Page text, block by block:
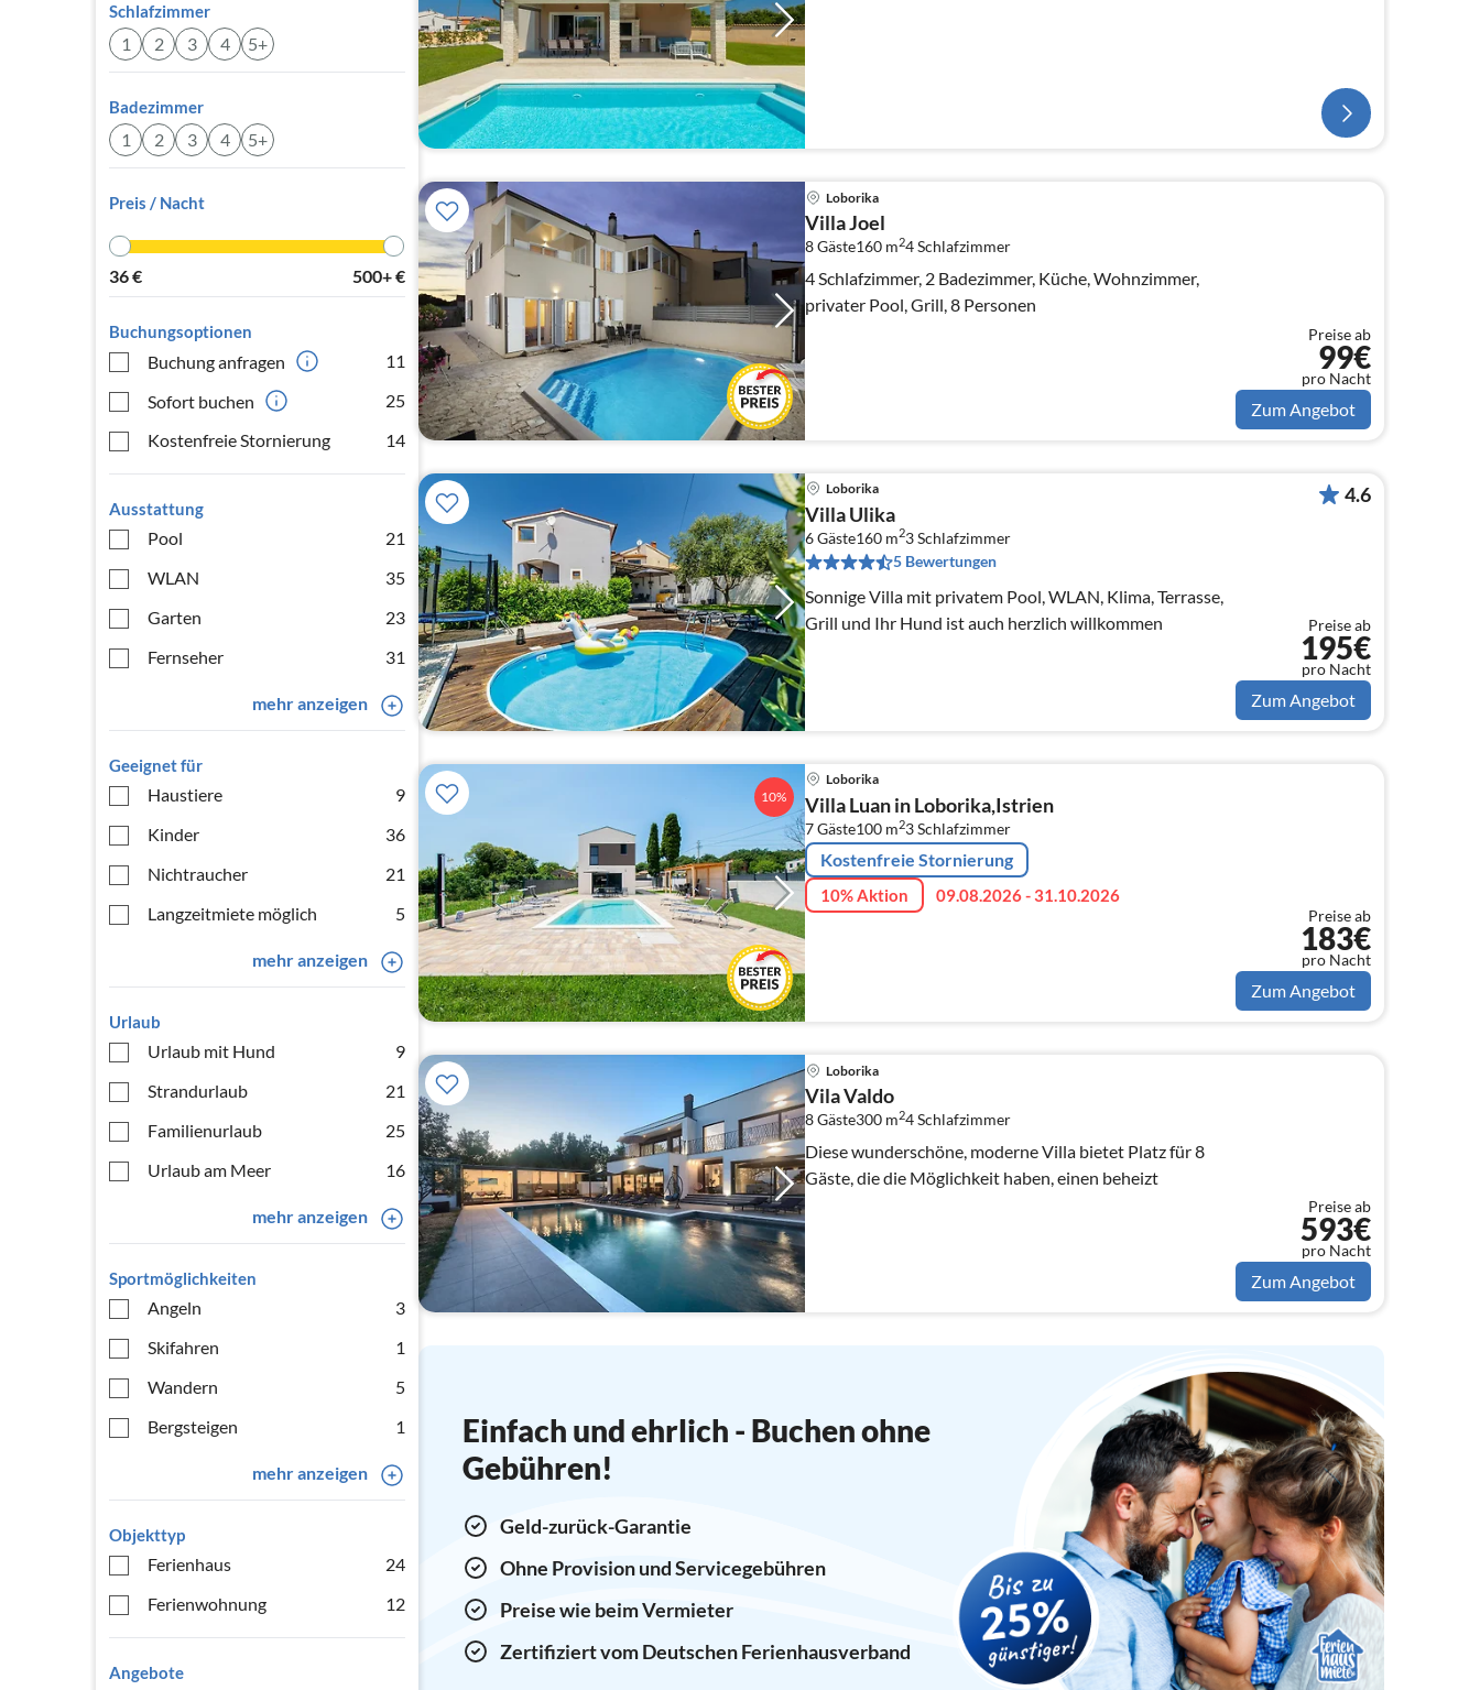
Schlafzimmer
1 2 3 4 5+
Badezimmer
1 2 3 4 5+
Preis / Nacht
36€ 500+€
Buchungsoptionen
Buchung anfragen
11
Sofort buchen
25
Kostenfreie Stornierung
14
Ausstattung
Pool
21
WLAN
35
Garten
23
Fernseher
31
mehr anzeigen
Geeignet für
Haustiere
9
Kinder
36
Nichtraucher
21
Langzeitmiete möglich
5
mehr anzeigen
Urlaub
Urlaub mit Hund
9
Strandurlaub
21
Familienurlaub
25
Urlaub am Meer
16
mehr anzeigen
Sportmöglichkeiten
Angeln
3
Skifahren
1
Wandern
5
Bergsteigen
1
mehr anzeigen
Objekttyp
Ferienhaus
24
Ferienwohnung
12
Angebote
Loborika
Villa Joel
8 Gäste160 m24Schlafzimmer
4 Schlafzimmer, 2 Badezimmer, Küche, Wohnzimmer,
privater Pool, Grill, 8 Personen
Preise ab
99€
pro Nacht
Zum Angebot
Loborika
Villa Ulika
6 Gäste160 m23Schlafzimmer
5 Bewertungen
Sonnige Villa mit privatem Pool, WLAN, Klima, Terrasse,
Grill und Ihr Hund ist auch herzlich willkommen
4.6
Preise ab
195€
pro Nacht
Zum Angebot
10%
Loborika
Villa Luan in Loborika,Istrien
7 Gäste100 m23Schlafzimmer
Kostenfreie Stornierung
10% Aktion 09.08.2026 - 31.10.2026
Preise ab
183€
pro Nacht
Zum Angebot
Loborika
Vila Valdo
8 Gäste300 m24Schlafzimmer
Diese wunderschöne, moderne Villa bietet Platz für 8
Gäste, die die Möglichkeit haben, einen beheizt
Preise ab
593€
pro Nacht
Zum Angebot
Einfach und ehrlich - Buchen ohne
Gebühren!
Geld-zurück-Garantie
Ohne Provision und Servicegebühren
Preise wie beim Vermieter
Zertifiziert vom Deutschen Ferienhausverband